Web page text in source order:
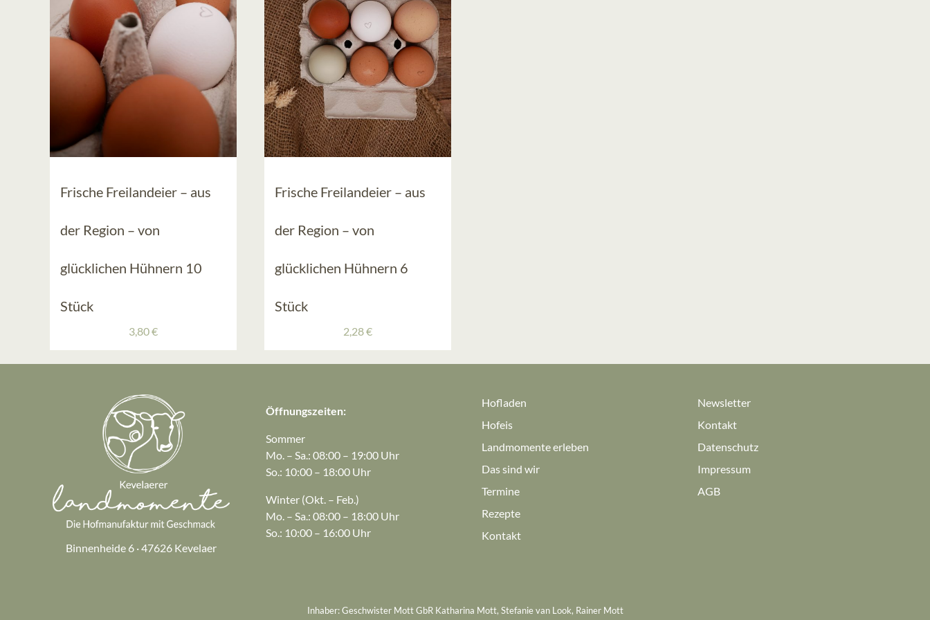
Frische Freilandeier – aus
der Region – von
glücklichen Hühnern 10
Stück
3,80€
Frische Freilandeier – aus
der Region – von
glücklichen Hühnern 6
Stück
2,28€
Binnenheide 6 · 47626 Kevelaer
Öffnungszeiten:
Sommer
Mo. – Sa.: 08:00 – 19:00 Uhr
So.: 10:00 – 18:00 Uhr
Winter (Okt. – Feb.)
Mo. – Sa.: 08:00 – 18:00 Uhr
So.: 10:00 – 16:00 Uhr
Hofladen
Hofeis
Landmomente erleben
Das sind wir
Termine
Rezepte
Kontakt
Newsletter
Kontakt
Datenschutz
Impressum
AGB
Inhaber: Geschwister Mott GbR Katharina Mott, Stefanie van Look, Rainer Mott